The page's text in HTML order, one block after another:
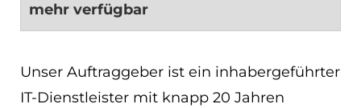
News
mehr verfügbar
Unser Auftraggeber ist ein inhabergeführter
IT-Dienstleister mit knapp 20 Jahren